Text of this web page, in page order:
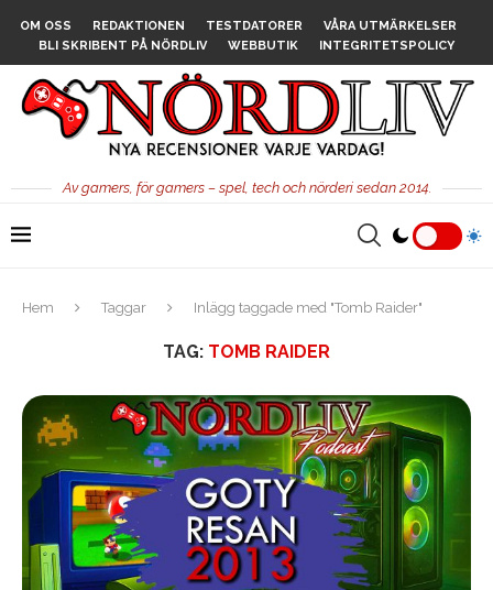
OM OSS REDAKTIONEN TESTDATORER
VÅRA UTMÄRKELSER
BLI SKRIBENT PÅ NÖRDLIV
WEBBUTIK INTEGRITETSPOLICY
Av gamers, för gamers – spel, tech och nörderi sedan 2014.
Hem Taggar Inlägg taggade med "Tomb Raider"
TAG: TOMB RAIDER